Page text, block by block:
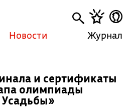
Новости Журнал
и сертификаты
олимпиады